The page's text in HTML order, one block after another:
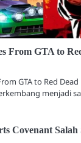
From GTA to
GTA to Red
menjadi
Covenant Salah